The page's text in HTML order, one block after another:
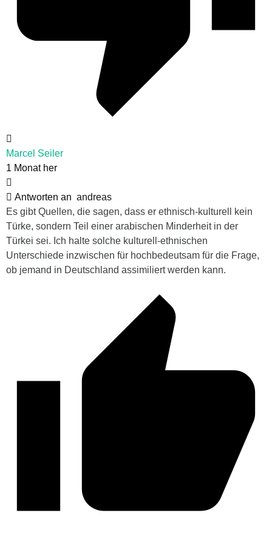
Marcel Seiler
1 Monat her
Antworten an andreas
Es gibt Quellen, die sagen, dass er ethnisch-kulturell kein
Türke, sondern Teil einer arabischen Minderheit in der
Türkei sei. Ich halte solche kulturell-ethnischen
Unterschiede inzwischen für hochbedeutsam für die Frage,
ob jemand in Deutschland assimiliert werden kann.